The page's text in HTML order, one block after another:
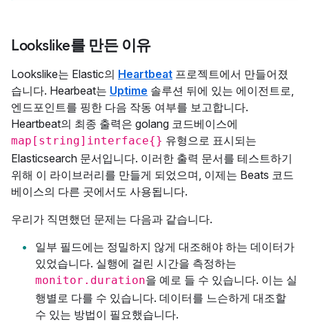
Lookslike를 만든 이유
Lookslike는 Elastic의 Heartbeat 프로젝트에서 만들어졌
습니다. Hearbeat는 Uptime 솔루션 뒤에 있는 에이전트로,
엔드포인트를 핑한 다음 작동 여부를 보고합니다.
Heartbeat의 최종 출력은 golang 코드베이스에
map[string]interface{} 유형으로 표시되는
Elasticsearch 문서입니다. 이러한 출력 문서를 테스트하기
위해 이 라이브러리를 만들게 되었으며, 이제는 Beats 코드
베이스의 다른 곳에서도 사용됩니다.
우리가 직면했던 문제는 다음과 같습니다.
일부 필드에는 정밀하지 않게 대조해야 하는 데이터가
있었습니다. 실행에 걸린 시간을 측정하는
monitor.duration을 예로 들 수 있습니다. 이는 실
행별로 다를 수 있습니다. 데이터를 느슨하게 대조할
수 있는 방법이 필요했습니다.